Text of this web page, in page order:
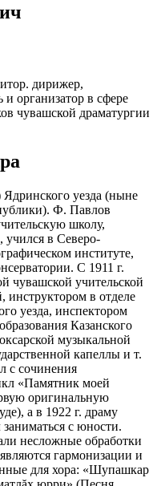
дирижер,
организатор в сфере
чувашской драматургии
Ядринского уезда (ныне
Ф. Павлов
школу,
в Северо-
институте,
С 1911 г.
чувашской учительской
в отделе
уезда, инспектором
Казанского
музыкальной
капеллы и т.
с сочинения
«Памятник моей
оригинальную
а в 1922 г. драму
с юности.
несложные обработки
гармонизации и
для хора: «Шупашкар